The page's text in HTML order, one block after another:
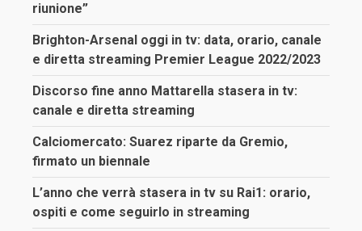
riunione”
Brighton-Arsenal oggi in tv: data, orario, canale
e diretta streaming Premier League 2022/2023
Discorso fine anno Mattarella stasera in tv:
canale e diretta streaming
Calciomercato: Suarez riparte da Gremio,
firmato un biennale
L’anno che verrà stasera in tv su Rai1: orario,
ospiti e come seguirlo in streaming